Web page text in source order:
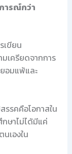
ารณ์กว่า
เขียน
เครียดจากการ
อมแพ้และ
รคคือโอกาสใน
กษาไม่ได้มีแค่
เองใน